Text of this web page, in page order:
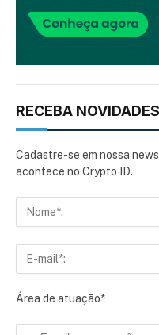
RECEBA NOVIDADES
Cadastre-se em nossa
acontece no Crypto ID.
Área de atuação*